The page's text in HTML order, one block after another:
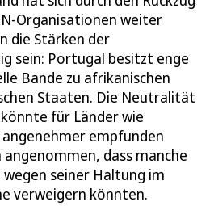
Organisationen weiter
die Stärken der
sein: Portugal besitzt enge
Bande zu afrikanischen
Staaten. Die Neutralität
für Länder wie
angenehmer empfunden
dass manche
seiner Haltung im
verweigern könnten.